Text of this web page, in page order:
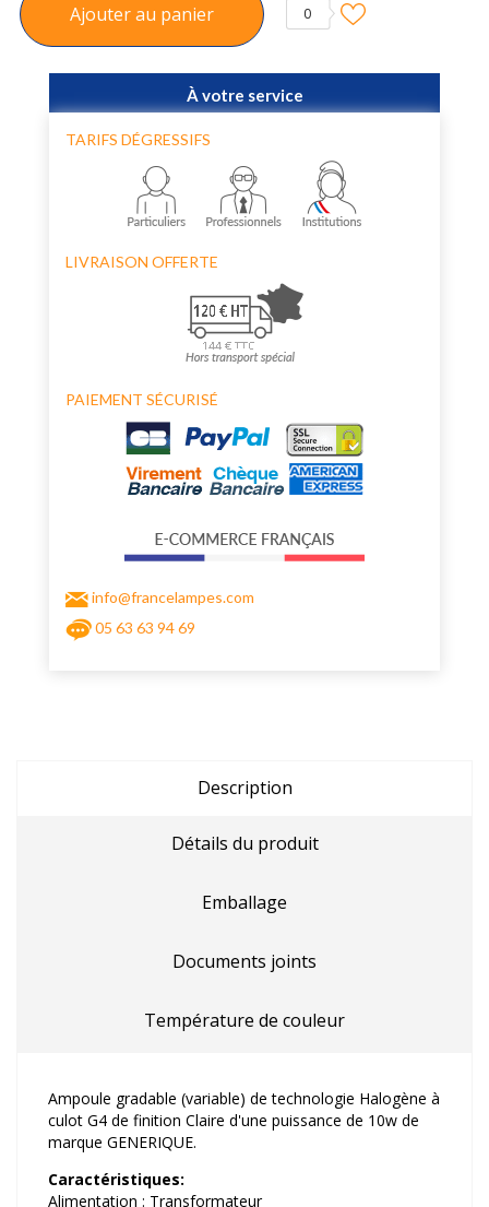
Ajouter au panier 0
À votre service
TARIFS DÉGRESSIFS
LIVRAISON OFFERTE
PAIEMENT SÉCURISÉ
info@francelampes.com
05 63 63 94 69
Description
Détails du produit
Emballage
Documents joints
Température de couleur
Ampoule gradable (variable) de technologie Halogène à
culot G4 de finition Claire d'une puissance de 10w de
marque GENERIQUE.
Caractéristiques:
Alimentation : Transformateur